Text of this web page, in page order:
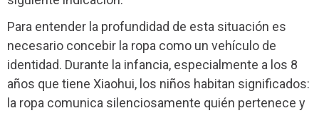
Para entender la profundidad de esta situación es
necesario concebir la ropa como un vehículo de
identidad. Durante la infancia, especialmente a los 8
años que tiene Xiaohui, los niños habitan significados:
la ropa comunica silenciosamente quién pertenece y